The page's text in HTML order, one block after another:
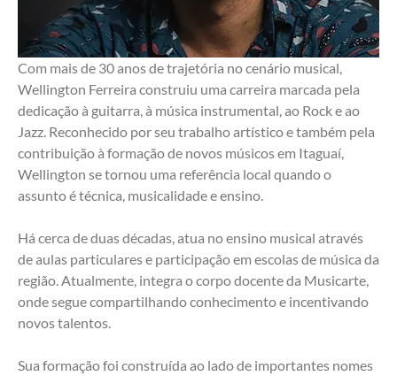
Com mais de 30 anos de trajetória no cenário musical,
Wellington Ferreira construiu uma carreira marcada pela
dedicação à guitarra, à música instrumental, ao Rock e ao
Jazz. Reconhecido por seu trabalho artístico e também pela
contribuição à formação de novos músicos em Itaguaí,
Wellington se tornou uma referência local quando o
assunto é técnica, musicalidade e ensino.
Há cerca de duas décadas, atua no ensino musical através
de aulas particulares e participação em escolas de música da
região. Atualmente, integra o corpo docente da Musicarte,
onde segue compartilhando conhecimento e incentivando
novos talentos.
Sua formação foi construída ao lado de importantes nomes